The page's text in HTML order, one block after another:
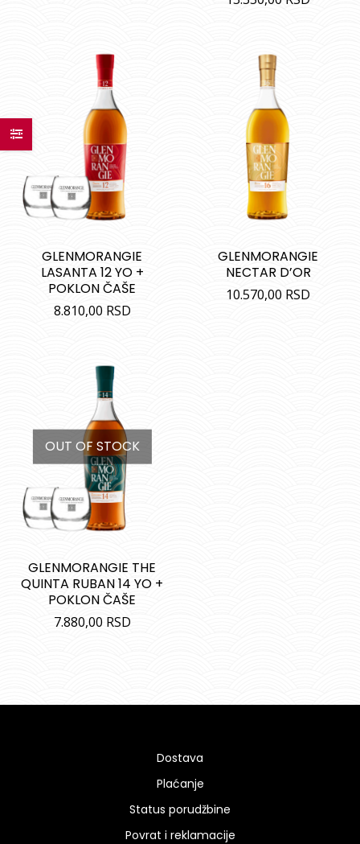
GLENMORANGIE
LASANTA 12 YO +
POKLON ČAŠE
8.810,00 RSD
GLENMORANGIE
NECTAR D’OR
10.570,00 RSD
OUT OF STOCK
GLENMORANGIE THE
QUINTA RUBAN 14 YO +
POKLON ČAŠE
7.880,00 RSD
Dostava
Plaćanje
Status porudžbine
Povrat i reklamacije